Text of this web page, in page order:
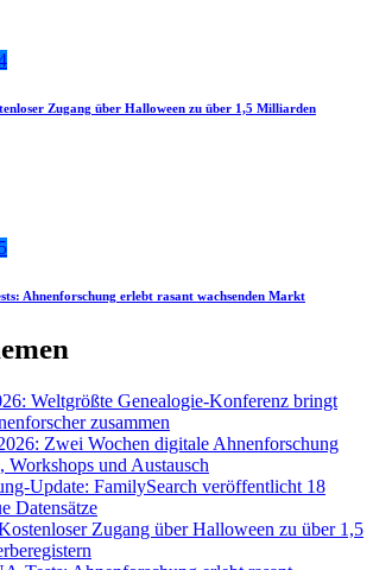
Zugang über Halloween zu über 1,5 Milliarden
5
Ahnenforschung erlebt rasant wachsenden Markt
Weltgrößte Genealogie-Konferenz bringt
zusammen
Zwei Wochen digitale Ahnenforschung
Workshops und Austausch
Update: FamilySearch veröffentlicht 18
Datensätze
Zugang über Halloween zu über 1,5